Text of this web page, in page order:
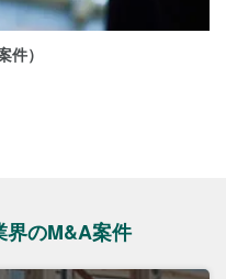
件）
界のM&A案件